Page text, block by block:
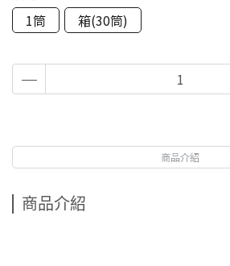
1筒
箱(30筒)
商品介紹
商品介紹